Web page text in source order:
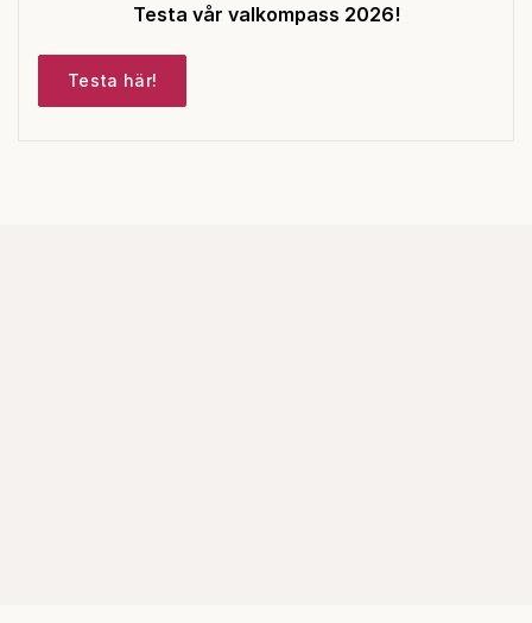
Testa vår valkompass 2026!
Testa här!